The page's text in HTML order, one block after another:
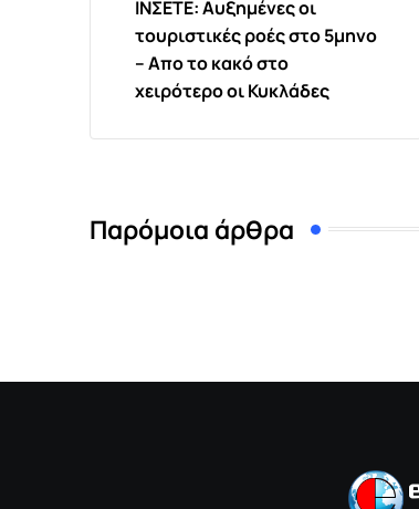
ΙΝΣΕΤΕ: Αυξημένες οι
τουριστικές ροές στο 5μηνο
– Απο το κακό στο
χειρότερο οι Κυκλάδες
Παρόμοια άρθρα